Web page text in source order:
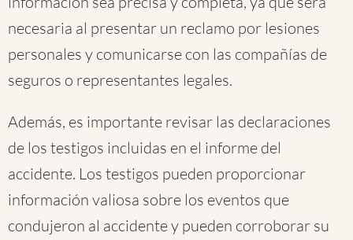
necesaria al presentar un reclamo por lesiones
personales y comunicarse con las compañías de
seguros o representantes legales.
Además, es importante revisar las declaraciones
de los testigos incluidas en el informe del
accidente. Los testigos pueden proporcionar
información valiosa sobre los eventos que
condujeron al accidente y pueden corroborar su